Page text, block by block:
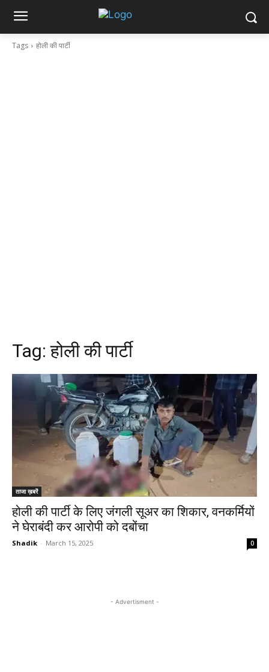
Tags होली की पार्टी
Tag:होली की पार्टी
ताजा ख़बरें
होली की पार्टी के लिए जंगली सूअर का शिकार, वनकर्मियों
ने घेराबंदी कर आरोपी को दबोंचा
Shadik - March 15, 2025 0
- Advertisment -